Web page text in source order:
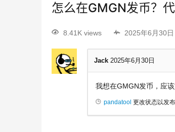
怎么在GMGN发币？
8.41K views 2025年6月30日
Jack 2025年6月30日
我想在GMGN发币，应
pandatool 更改状态以发布